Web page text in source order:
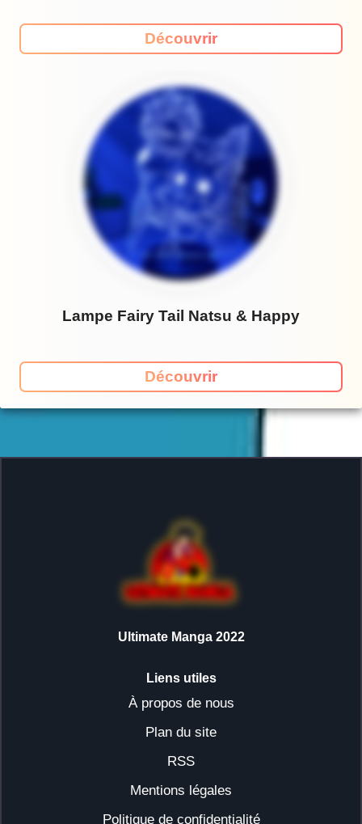
Découvrir
Lampe Fairy Tail Natsu & Happy
Découvrir
Ultimate Manga 2022
Liens utiles
À propos de nous
Plan du site
RSS
Mentions légales
Politique de confidentialité